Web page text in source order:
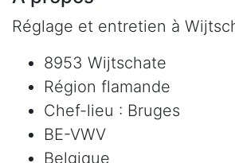
Réglage et entretien à
8953 Wijtschate
Région flamande
Chef-lieu : Bruges
BE-VWV
Belgique